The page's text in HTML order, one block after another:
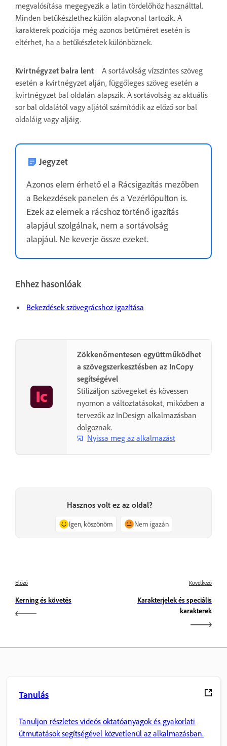
megvalósítása megegyezik a latin tördelőhöz használttal.
Minden betűkészlethez külön alapvonal tartozik. A
karakterek pozíciója még azonos betűméret esetén is
eltérhet, ha a betűkészletek különböznek.
Kvirtnégyzet balra lent
A sortávolság vízszintes szöveg
esetén a kvirtnégyzet alján, függőleges szöveg esetén a
kvirtnégyzet bal oldalán alapszik. A sortávolság az aktuális
sor bal oldalától vagy aljától számítódik az előző sor bal
oldaláig vagy aljáig.
Jegyzet
Azonos elem érhető el a Rácsigazítás mezőben
a Bekezdések panelen és a Vezérlőpulton is.
Ezek az elemek a rácshoz történő igazítás
alapjául szolgálnak, nem a sortávolság
alapjául. Ne keverje össze ezeket.
Ehhez hasonlóak
Bekezdések szövegrácshoz igazítása
Zökkenőmentesen együttműködhet
a szövegszerkesztésben az InCopy
segítségével
Stilizáljon szövegeket és kövessen
nyomon a változtatásokat, miközben a
tervezők az InDesign alkalmazásban
dolgoznak.
Nyissa meg az alkalmazást
Hasznos volt ez az oldal?
Igen, köszönöm Nem igazán
Előző
Kerning és követés
Következő
Karakterjelek és speciális
karakterek
Tanulás
Tanuljon részletes videós oktatóanyagok és gyakorlati
útmutatások segítségével közvetlenül az alkalmazásban.